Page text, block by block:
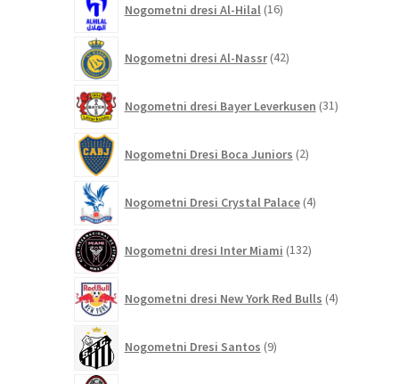
Nogometni dresi Al-Hilal 16izdelkov
Nogometni dresi Al-Nassr 42izdelkov
Nogometni dresi Bayer Leverkusen 31izdelkov
Nogometni Dresi Boca Juniors 2izdelka
Nogometni Dresi Crystal Palace 4izdelki
Nogometni dresi Inter Miami 132izdelkov
Nogometni dresi New York Red Bulls 4izdelki
Nogometni Dresi Santos 9izdelkov